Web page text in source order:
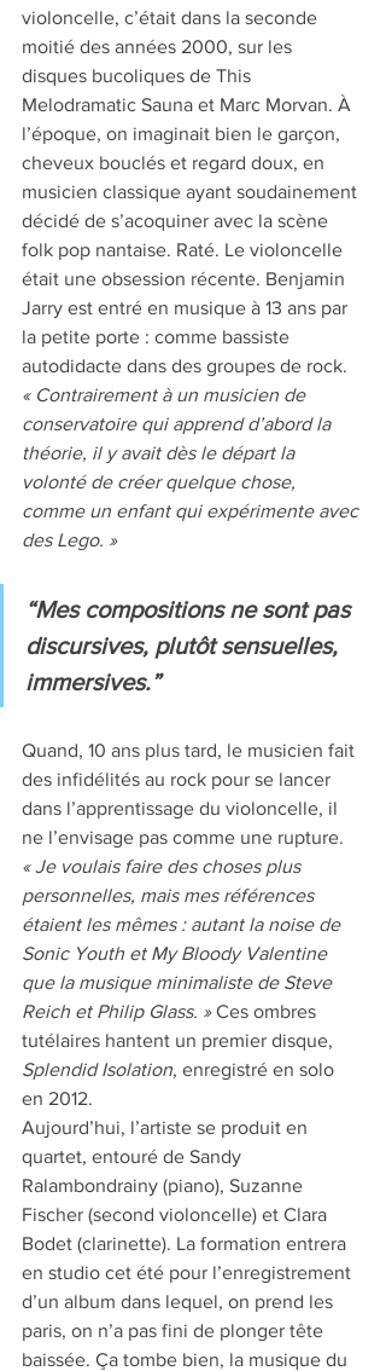
violoncelle, c’était dans la seconde
moitié des années 2000, sur les
disques bucoliques de This
Melodramatic Sauna et Marc Morvan. À
l’époque, on imaginait bien le garçon,
cheveux bouclés et regard doux, en
musicien classique ayant soudainement
décidé de s’acoquiner avec la scène
folk pop nantaise. Raté. Le violoncelle
était une obsession récente. Benjamin
Jarry est entré en musique à 13 ans par
la petite porte : comme bassiste
autodidacte dans des groupes de rock.
« Contrairement à un musicien de
conservatoire qui apprend d’abord la
théorie, il y avait dès le départ la
volonté de créer quelque chose,
comme un enfant qui expérimente avec
des Lego. »
“Mes compositions ne sont pas
discursives, plutôt sensuelles,
immersives.”
Quand, 10 ans plus tard, le musicien fait
des infidélités au rock pour se lancer
dans l’apprentissage du violoncelle, il
ne l’envisage pas comme une rupture.
« Je voulais faire des choses plus
personnelles, mais mes références
étaient les mêmes : autant la noise de
Sonic Youth et My Bloody Valentine
que la musique minimaliste de Steve
Reich et Philip Glass. » Ces ombres
tutélaires hantent un premier disque,
Splendid Isolation, enregistré en solo
en 2012.
Aujourd’hui, l’artiste se produit en
quartet, entouré de Sandy
Ralambondrainy (piano), Suzanne
Fischer (second violoncelle) et Clara
Bodet (clarinette). La formation entrera
en studio cet été pour l’enregistrement
d’un album dans lequel, on prend les
paris, on n’a pas fini de plonger tête
baissée. Ça tombe bien, la musique du